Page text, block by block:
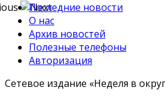
Последние новости
О нас
Архив новостей
Полезные телефоны
Авторизация
Сетевое издание «Неделя в